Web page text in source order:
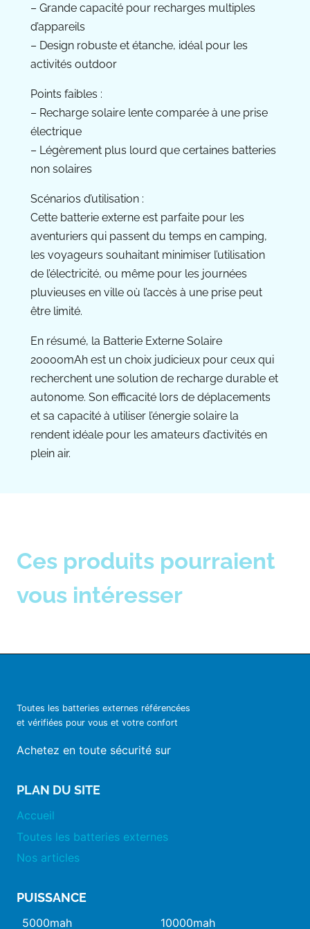
– Grande capacité pour recharges multiples
d’appareils
– Design robuste et étanche, idéal pour les
activités outdoor
Points faibles :
– Recharge solaire lente comparée à une prise
électrique
– Légèrement plus lourd que certaines batteries
non solaires
Scénarios d’utilisation :
Cette batterie externe est parfaite pour les
aventuriers qui passent du temps en camping,
les voyageurs souhaitant minimiser l’utilisation
de l’électricité, ou même pour les journées
pluvieuses en ville où l’accès à une prise peut
être limité.
En résumé, la Batterie Externe Solaire
20000mAh est un choix judicieux pour ceux qui
recherchent une solution de recharge durable et
autonome. Son efficacité lors de déplacements
et sa capacité à utiliser l’énergie solaire la
rendent idéale pour les amateurs d’activités en
plein air.
Ces produits pourraient
vous intéresser
Toutes les batteries externes référencées
et vérifiées pour vous et votre confort
Achetez en toute sécurité sur
PLAN DU SITE
Accueil
Toutes les batteries externes
Nos articles
PUISSANCE
5000mah 10000mah